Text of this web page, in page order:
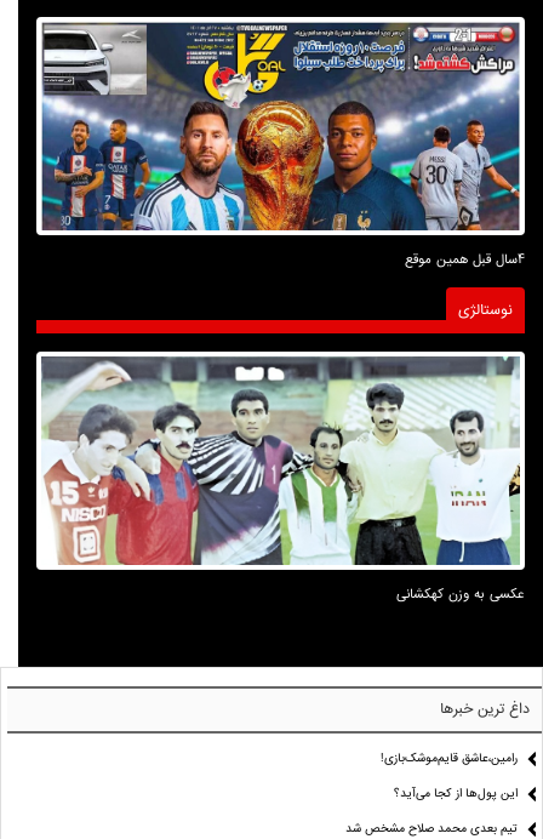
4سال قبل همین موقع
نوستالژی
عکسی به وزن کهکشانی
داغ ترین خبرها
رامین،عاشق قایم‌موشک‌بازی!
این پول‌ها از کجا می‌آید؟
تیم بعدی محمد صلاح مشخص شد